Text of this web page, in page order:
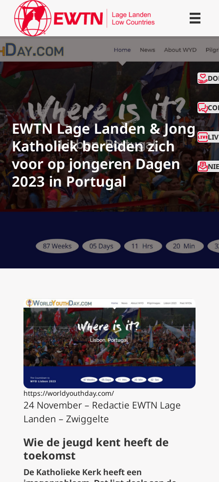
EWTN Lage Landen & Jong
Katholiek bereiden zich
voor op jongeren Dagen
2023 in Portugal
https://worldyouthday.com/
24 November – Redactie EWTN Lage
Landen – Zwiggelte
Wie de jeugd kent heeft de
toekomst
De Katholieke Kerk heeft een